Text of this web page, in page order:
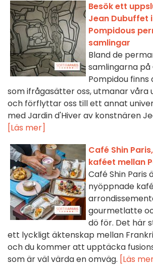
Besök ett
Jean Dubuffet
Pompidous
samlingar
Bland de
samlingarna
Pompidou
som ifrågasätter oss, utmanar
och förflyttar oss till ett annat
med Jardin d'Hiver av konstnären
[Läs mer]
Café Shin
kaféet mellan
Café Shin Paris
nyöppnade
gourmetlatte
dö för. Det här
ett lyckligt äktenskap mellan
och du kommer att upptäcka
som är väl värda en omväg. [Läs